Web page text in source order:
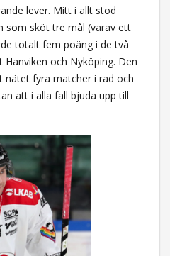
lever. Mitt i allt stod
som sköt tre mål (varav ett
totalt fem poäng i de två
och Nyköping. Den
nätet fyra matcher i rad och
att i alla fall bjuda upp till